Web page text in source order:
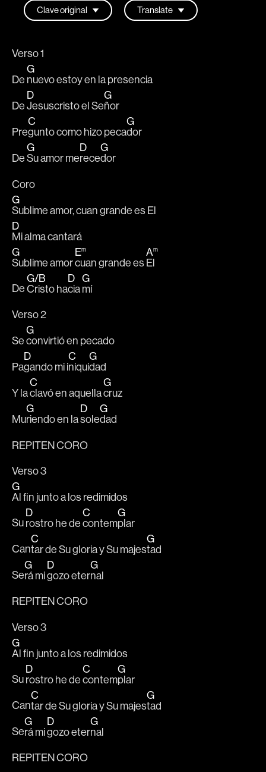
Verso 1
De
G
nuevo estoy en la presencia
De
D
Jesuscristo el Se
G
ñor
Pre
C
gunto como hizo peca
G
dor
De
G
Su amor me
D
rece
G
dor
Coro
G
Sublime amor, cuan grande es El
D
Mi alma cantará
G
Sublime amor
Em
cuan grande es
Am
El
De
G/B
Cristo ha
D
cia
G
mí
Verso 2
Se
G
convirtió en pecado
Pa
D
gando mi i
C
niqui
G
dad
Y la
C
clavó en aquella
G
cruz
Mu
G
riendo en la
D
sole
G
dad
REPITEN CORO
Verso 3
G
Al fin junto a los redimidos
Su
D
rostro he de
C
contem
G
plar
Can
C
tar de Su gloria y Su majes
G
tad
Se
G
rá mi
D
gozo eter
G
nal
REPITEN CORO
Verso 3
G
Al fin junto a los redimidos
Su
D
rostro he de
C
contem
G
plar
Can
C
tar de Su gloria y Su majes
G
tad
Se
G
rá mi
D
gozo eter
G
nal
REPITEN CORO